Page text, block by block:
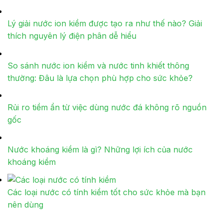
Lý giải nước ion kiềm được tạo ra như thế nào? Giải
thích nguyên lý điện phân dễ hiểu
So sánh nước ion kiềm và nước tinh khiết thông
thường: Đâu là lựa chọn phù hợp cho sức khỏe?
Rủi ro tiềm ẩn từ việc dùng nước đá không rõ nguồn
gốc
Nước khoáng kiềm là gì? Những lợi ích của nước
khoáng kiềm
Các loại nước có tính kiềm tốt cho sức khỏe mà bạn
nên dùng